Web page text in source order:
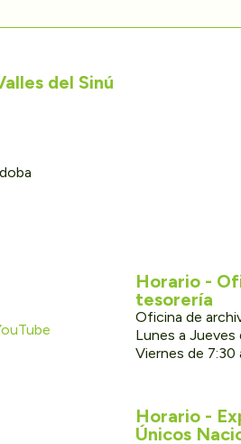
del Sinú
Horario -
tesorería
Oficina de
Lunes a Jueves
Viernes de 7:30
Horario -
Únicos